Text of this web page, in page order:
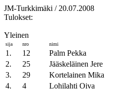
JM-Turkkimäki / 20.07.2008
Tulokset:
Yleinen
sija nro nimi
1. 12 Palm Pekka
2.
25 Jääskeläinen Jere
3.
29 Kortelainen Mika
4.
4 Lohilahti Oiva